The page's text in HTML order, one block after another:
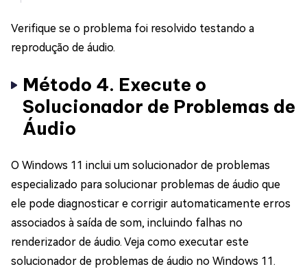
Verifique se o problema foi resolvido testando a
reprodução de áudio.
Método 4. Execute o
Solucionador de Problemas de
Áudio
O Windows 11 inclui um solucionador de problemas
especializado para solucionar problemas de áudio que
ele pode diagnosticar e corrigir automaticamente erros
associados à saída de som, incluindo falhas no
renderizador de áudio. Veja como executar este
solucionador de problemas de áudio no Windows 11.